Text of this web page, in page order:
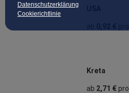
Datenschutzerklärung
Cookierichtlinie
Kreta
ab 2,71 €pro